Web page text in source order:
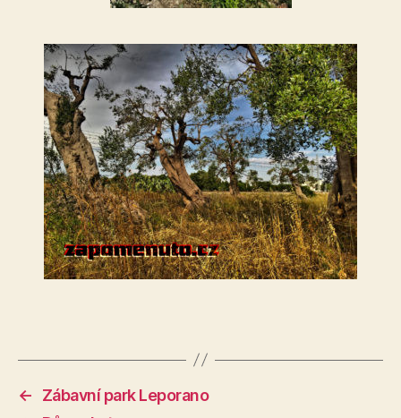
←
Zábavní park Leporano